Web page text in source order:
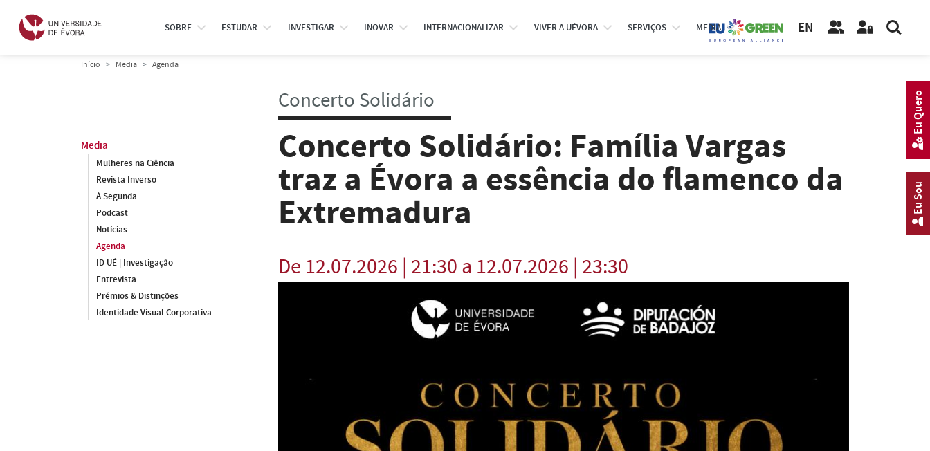
SOBRE ESTUDAR INVESTIGAR INOVAR INTERNACIONALIZAR VIVER A UÉVORA SERVIÇOS MEDIA EN
Início Media Agenda
Media
Mulheres na Ciência
Revista Inverso
À Segunda
Podcast
Notícias
Agenda
ID UÉ | Investigação
Entrevista
Prémios & Distinções
Identidade Visual Corporativa
Concerto Solidário
Concerto Solidário: Família Vargas
traz a Évora a essência do flamenco da
Extremadura
De 12.07.2026 | 21:30 a 12.07.2026 | 23:30
Eu Sou
Eu Quero